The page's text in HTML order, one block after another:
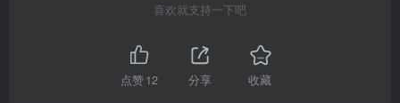
喜欢就支持一下吧
点赞12 分享 收藏